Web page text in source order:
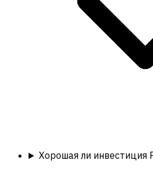
Хорошая ли инвестиция